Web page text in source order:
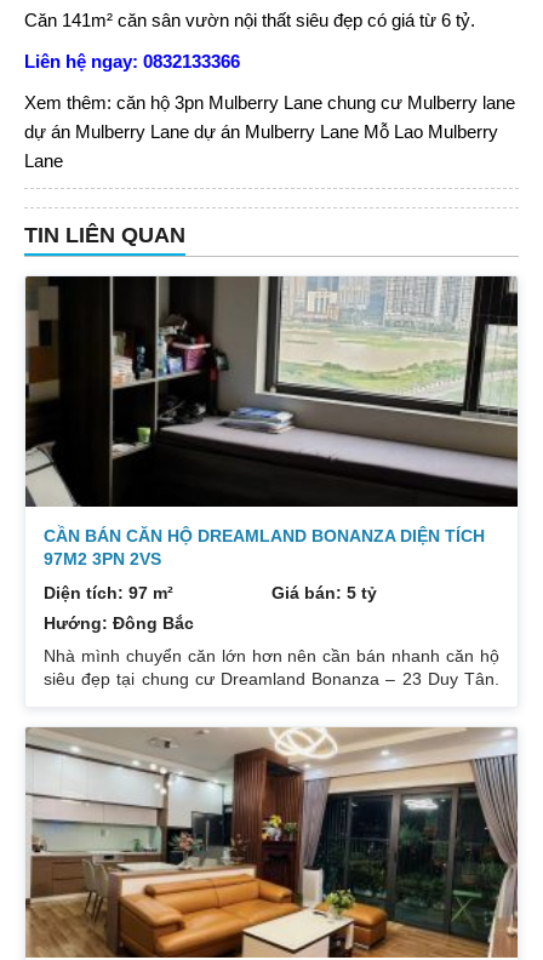
Căn 141m² căn sân vườn nội thất siêu đẹp có giá từ 6 tỷ.
Liên hệ ngay: 0832133366
Xem thêm: căn hộ 3pn Mulberry Lane chung cư Mulberry lane
dự án Mulberry Lane dự án Mulberry Lane Mỗ Lao Mulberry
Lane
TIN LIÊN QUAN
CẦN BÁN CĂN HỘ DREAMLAND BONANZA DIỆN TÍCH
97M2 3PN 2VS
Diện tích: 97 m²
Giá bán: 5 tỷ
Hướng: Đông Bắc
Nhà mình chuyển căn lớn hơn nên cần bán nhanh căn hộ
siêu đẹp tại chung cư Dreamland Bonanza – 23 Duy Tân.
hợp lý các phòng đều tràn ngập ánh sáng tự nhiên. Hướng
cửa Bắc. Ban công Tây. Tầng cao view bát ngát thoáng
mát. Nhà nguyên Bản CĐT. Giá bán: 5 tỷ có thương lượng
đẹp. Liên hệ : 0832133366